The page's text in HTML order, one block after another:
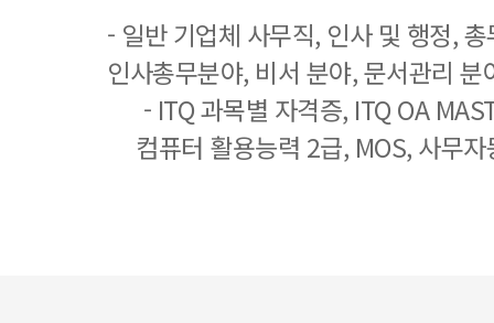
- 일반 기업체 사무직, 인사 및 행정,
인사총무분야, 비서 분야, 문서관리
- ITQ 과목별 자격증, ITQ OA
컴퓨터 활용능력 2급, MOS, 사무